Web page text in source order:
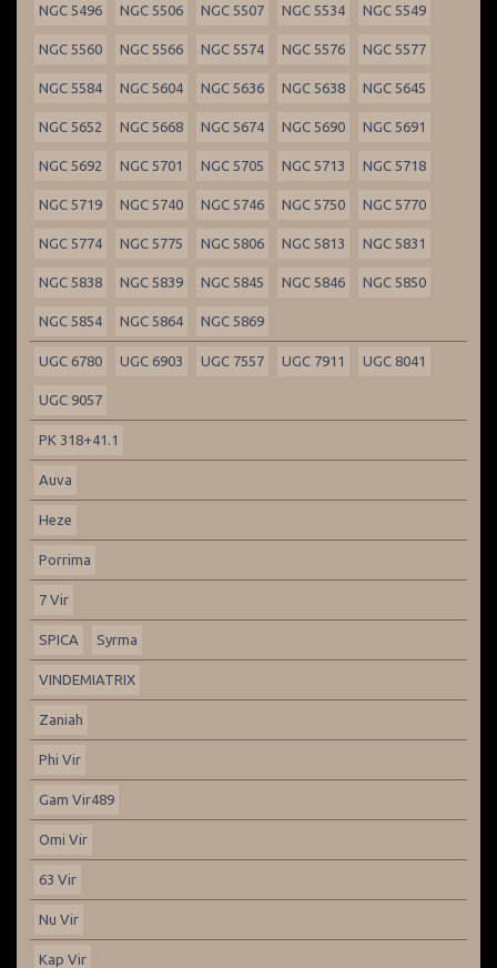
NGC 5496 NGC 5506 NGC 5507 NGC 5534 NGC 5549
NGC 5560 NGC 5566 NGC 5574 NGC 5576 NGC 5577
NGC 5584 NGC 5604 NGC 5636 NGC 5638 NGC 5645
NGC 5652 NGC 5668 NGC 5674 NGC 5690 NGC 5691
NGC 5692 NGC 5701 NGC 5705 NGC 5713 NGC 5718
NGC 5719 NGC 5740 NGC 5746 NGC 5750 NGC 5770
NGC 5774 NGC 5775 NGC 5806 NGC 5813 NGC 5831
NGC 5838 NGC 5839 NGC 5845 NGC 5846 NGC 5850
NGC 5854 NGC 5864 NGC 5869
UGC 6780 UGC 6903 UGC 7557 UGC 7911 UGC 8041
UGC 9057
PK 318+41.1
Auva
Heze
Porrima
7 Vir
SPICA Syrma
VINDEMIATRIX
Zaniah
Phi Vir
Gam Vir489
Omi Vir
63 Vir
Nu Vir
Kap Vir